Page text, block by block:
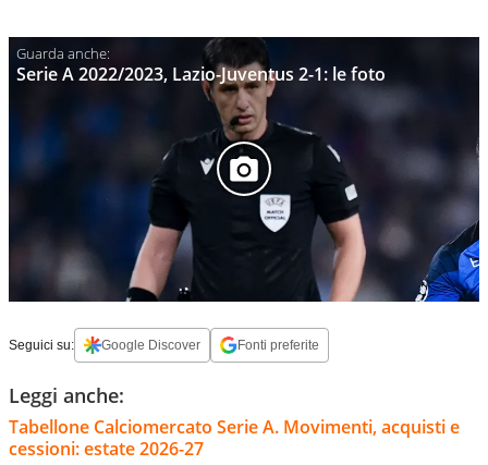
Serie A 2022/2023, Lazio-Juventus 2-1: le foto
Seguici su: Google Discover Fonti preferite
Leggi anche:
Tabellone Calciomercato Serie A. Movimenti, acquisti e
cessioni: estate 2026-27